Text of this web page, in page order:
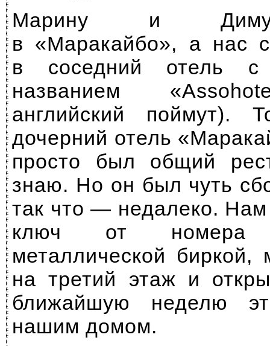
Марину и Диму
в «Маракайбо», а нас
в соседний отель с
названием
английский
дочерний отель
просто был общий
знаю. Но он был чуть
так что — недалеко.
ключ от номера
металлической
на третий этаж и
ближайшую неделю
нашим домом.